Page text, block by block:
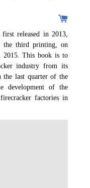
released in 2013,
the third printing, on
2015. This book is to
industry from its
last quarter of the
development of the
factories in